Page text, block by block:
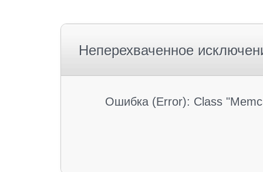
Неперехваченное
Ошибка (Error): Class